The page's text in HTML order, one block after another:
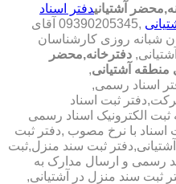
آشتیانیدفتر اسناد
,09390205345 آقای
شبانه روزی کارشناسان
دفترخانه,محضر
منطقه آشتیانی,
اسناد رسمی,
ثبت اسناد
ثبت الکترونیک اسناد رسمی
با نرخ مصوب ,دفتر ثبت
ثبت سند منزل,ثبت
رسمی و ارسال مدارک به
ثبت سند منزل در آشتیانی,